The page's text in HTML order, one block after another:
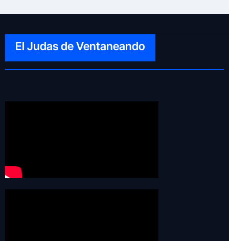
El Judas de Ventaneando